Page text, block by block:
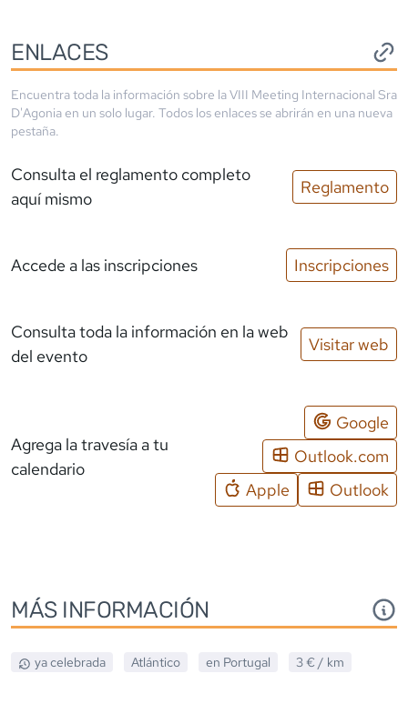
ENLACES
Encuentra toda la información sobre laVIII Meeting Internacional Sra
D'Agonia en un solo lugar. Todos los enlaces se abrirán en una nueva
pestaña.
Consulta el reglamento completo
aquí mismo
Reglamento
Accede a las inscripciones Inscripciones
Consulta toda la información en la web
del evento
Visitar web
Agrega la travesía a tu
calendario
Google
Outlook.com
Apple
Outlook
MÁS INFORMACIÓN
ya celebrada Atlántico en Portugal 3 € / km